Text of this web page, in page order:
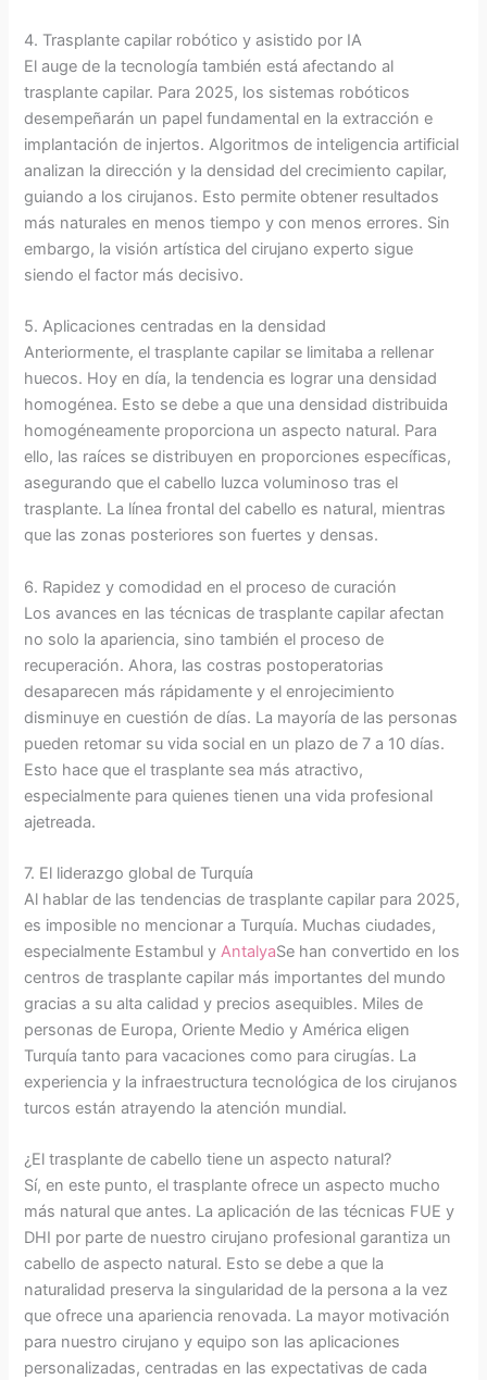
4. Trasplante capilar robótico y asistido por IA
El auge de la tecnología también está afectando al
trasplante capilar. Para 2025, los sistemas robóticos
desempeñarán un papel fundamental en la extracción e
implantación de injertos. Algoritmos de inteligencia artificial
analizan la dirección y la densidad del crecimiento capilar,
guiando a los cirujanos. Esto permite obtener resultados
más naturales en menos tiempo y con menos errores. Sin
embargo, la visión artística del cirujano experto sigue
siendo el factor más decisivo.
5. Aplicaciones centradas en la densidad
Anteriormente, el trasplante capilar se limitaba a rellenar
huecos. Hoy en día, la tendencia es lograr una densidad
homogénea. Esto se debe a que una densidad distribuida
homogéneamente proporciona un aspecto natural. Para
ello, las raíces se distribuyen en proporciones específicas,
asegurando que el cabello luzca voluminoso tras el
trasplante. La línea frontal del cabello es natural, mientras
que las zonas posteriores son fuertes y densas.
6. Rapidez y comodidad en el proceso de curación
Los avances en las técnicas de trasplante capilar afectan
no solo la apariencia, sino también el proceso de
recuperación. Ahora, las costras postoperatorias
desaparecen más rápidamente y el enrojecimiento
disminuye en cuestión de días. La mayoría de las personas
pueden retomar su vida social en un plazo de 7 a 10 días.
Esto hace que el trasplante sea más atractivo,
especialmente para quienes tienen una vida profesional
ajetreada.
7. El liderazgo global de Turquía
Al hablar de las tendencias de trasplante capilar para 2025,
es imposible no mencionar a Turquía. Muchas ciudades,
especialmente Estambul yAntalyaSe han convertido en los
centros de trasplante capilar más importantes del mundo
gracias a su alta calidad y precios asequibles. Miles de
personas de Europa, Oriente Medio y América eligen
Turquía tanto para vacaciones como para cirugías. La
experiencia y la infraestructura tecnológica de los cirujanos
turcos están atrayendo la atención mundial.
¿El trasplante de cabello tiene un aspecto natural?
Sí, en este punto, el trasplante ofrece un aspecto mucho
más natural que antes. La aplicación de las técnicas FUE y
DHI por parte de nuestro cirujano profesional garantiza un
cabello de aspecto natural. Esto se debe a que la
naturalidad preserva la singularidad de la persona a la vez
que ofrece una apariencia renovada. La mayor motivación
para nuestro cirujano y equipo son las aplicaciones
personalizadas, centradas en las expectativas de cada